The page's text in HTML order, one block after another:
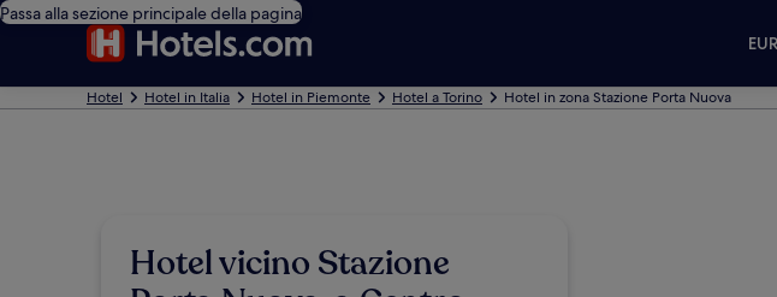
Passa alla sezione principale della pagina
EUR
Hotel Hotel in Italia Hotel in Piemonte Hotel a Torino Hotel in zona Stazione Porta Nuova
Hotel vicino Stazione